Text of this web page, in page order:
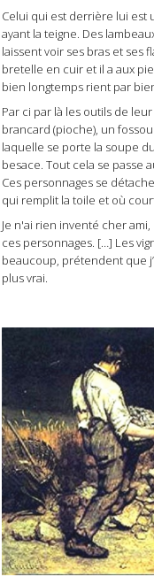
Celui qui est derrière lui
ayant la teigne. Des
laissent voir ses bras et ses
bretelle en cuir et il a aux
bien longtemps rient par
Par ci par là les outils de
brancard (pioche), un
laquelle se porte la soupe
besace. Tout cela se passe
Ces personnages se
qui remplit la toile et où
Je n'ai rien inventé cher
ces personnages. […] Les
beaucoup, prétendent que
plus vrai.